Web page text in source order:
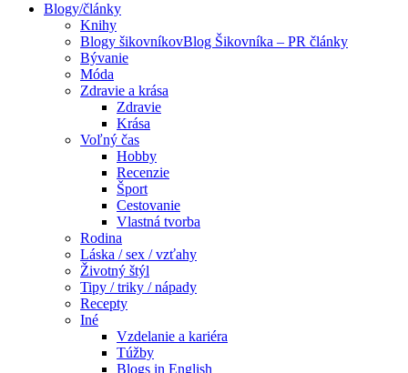
Blogy/články
Knihy
Blogy šikovníkovBlog Šikovníka – PR články
Bývanie
Móda
Zdravie a krása
Zdravie
Krása
Voľný čas
Hobby
Recenzie
Šport
Cestovanie
Vlastná tvorba
Rodina
Láska / sex / vzťahy
Životný štýl
Tipy / triky / nápady
Recepty
Iné
Vzdelanie a kariéra
Túžby
Blogs in English